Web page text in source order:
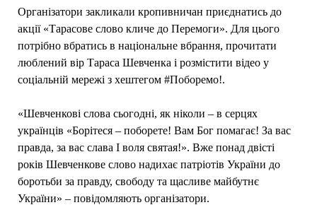
Організатори закликали кропивничан приєднатись до
акції «Тарасове слово кличе до Перемоги». Для цього
потрібно вбратись в національне вбрання, прочитати
люблений вір Тараса Шевченка і розмістити відео у
соціальній мережі з хештегом #Поборемо!.
«Шевченкові слова сьогодні, як ніколи – в серцях
українців «Борітеся – поборете! Вам Бог помагає! За вас
правда, за вас слава І воля святая!». Вже понад двісті
років Шевченкове слово надихає патріотів України до
боротьби за правду, свободу та щасливе майбутнє
України» – повідомляють організатори.